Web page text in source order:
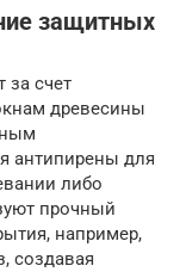
защитных
за счет
древесины
антипирены для
либо
прочный
например,
создавая